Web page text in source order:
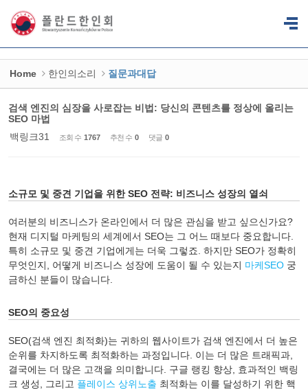
Home 한인의소리 질문과대답
검색 엔진의 심장을 사로잡는 비법: 당신의 콘텐츠를 정상에 올리는
SEO 마법
백링크31
조회 수 1767 추천 수 0 댓글 0
소규모 및 중견 기업을 위한 SEO 전략: 비즈니스 성장의 열쇠
여러분의 비즈니스가 온라인에서 더 많은 관심을 받고 싶으신가요?
현재 디지털 마케팅의 세계에서 SEO는 그 어느 때보다 중요합니다.
특히 소규모 및 중견 기업에게는 더욱 그렇죠. 하지만 SEO가 정확히
무엇인지, 어떻게 비즈니스 성장에 도움이 될 수 있는지 마케SEO 궁
금하신 분들이 많습니다.
SEO의 중요성
SEO(검색 엔진 최적화)는 귀하의 웹사이트가 검색 엔진에서 더 높은
순위를 차지하도록 최적화하는 과정입니다. 이는 더 많은 트래픽과,
결국에는 더 많은 고객을 의미합니다. 구글 랭킹 향상, 효과적인 백링
크 생성, 그리고 플레이스 상위노출 최적화는 이를 달성하기 위한 핵